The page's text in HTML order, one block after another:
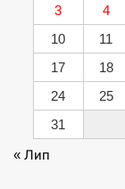
3
4
10
11
17
18
24
25
31
« Лип